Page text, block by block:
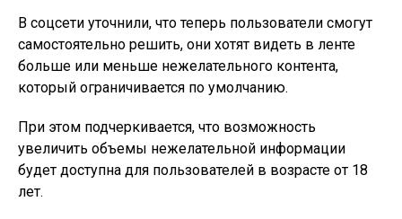
В соцсети уточнили, что теперь пользователи смогут
самостоятельно решить, они хотят видеть в ленте
больше или меньше нежелательного контента,
который ограничивается по умолчанию.
При этом подчеркивается, что возможность
увеличить объемы нежелательной информации
будет доступна для пользователей в возрасте от 18
лет.